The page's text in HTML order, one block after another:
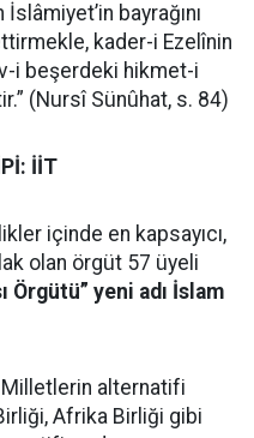
bayrağını
kader-i Ezelînin
i beşerdeki hikmet-i
(Nursî Sünûhat, s. 84)
İİT
içinde en kapsayıcı,
olan örgüt 57 üyeli
Örgütü” yeni adı İslam
alternatifi
Afrika Birliği gibi